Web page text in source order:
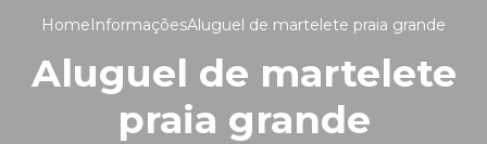
HomeInformaçõesAluguel de martelete praia grande
Aluguel de martelete
praia grande